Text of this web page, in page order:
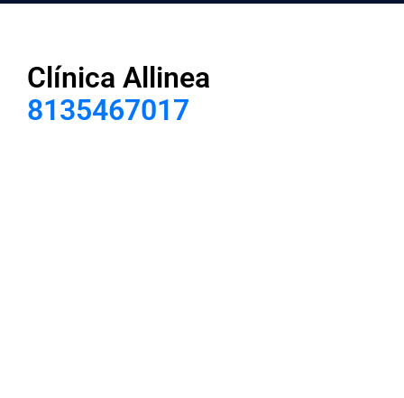
Clínica Allinea
8135467017